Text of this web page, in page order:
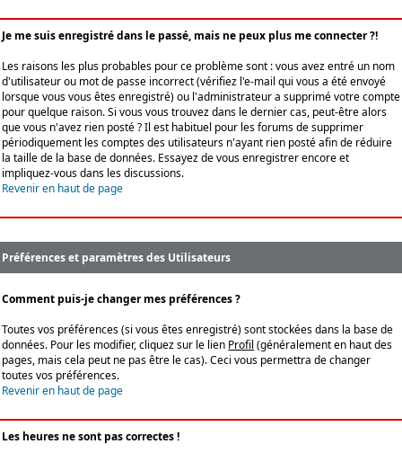
Je me suis enregistré dans le passé, mais ne peux plus me connecter ?!
Les raisons les plus probables pour ce problème sont : vous avez entré un nom
d'utilisateur ou mot de passe incorrect (vérifiez l'e-mail qui vous a été envoyé
lorsque vous vous êtes enregistré) ou l'administrateur a supprimé votre compte
pour quelque raison. Si vous vous trouvez dans le dernier cas, peut-être alors
que vous n'avez rien posté ? Il est habituel pour les forums de supprimer
périodiquement les comptes des utilisateurs n'ayant rien posté afin de réduire
la taille de la base de données. Essayez de vous enregistrer encore et
impliquez-vous dans les discussions.
Revenir en haut de page
Préférences et paramètres des Utilisateurs
Comment puis-je changer mes préférences ?
Toutes vos préférences (si vous êtes enregistré) sont stockées dans la base de
données. Pour les modifier, cliquez sur le lien Profil (généralement en haut des
pages, mais cela peut ne pas être le cas). Ceci vous permettra de changer
toutes vos préférences.
Revenir en haut de page
Les heures ne sont pas correctes !